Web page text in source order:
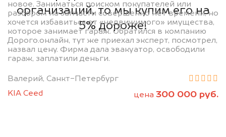
новое. Заниматься поиском покупателей или
разбором на запчасти совершенно нет времени, но
хочется избавиться от «недвижимого» имущества,
которое занимает гараж. Обратился в компанию
Дорого.онлайн, тут же приехал эксперт, посмотрел,
назвал цену. Фирма дала эвакуатор, освободили
гараж, заплатили деньги.
Валерий, Санкт-Петербург
KIA Ceed
цена 300 000 руб.
организаций, то мы купим его на
5% дороже!